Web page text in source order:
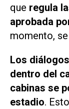
que regula
aprobada
momento,
Los
dentro del
cabinas se
estadio.